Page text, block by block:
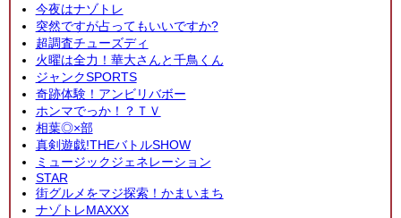
今夜はナゾトレ
突然ですが占ってもいいですか?
超調査チューズディ
火曜は全力！華大さんと千鳥くん
ジャンクSPORTS
奇跡体験！アンビリバボー
ホンマでっか！？ＴＶ
相葉◎×部
真剣遊戯!THEバトルSHOW
ミュージックジェネレーション
STAR
街グルメをマジ探索！かまいまち
ナゾトレMAXXX